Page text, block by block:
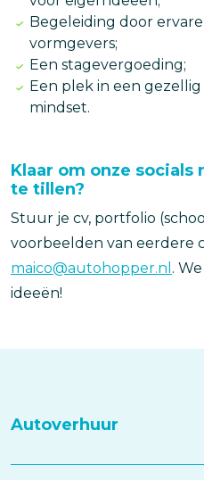
Begeleiding door
vormgevers;
Een stagevergoeding;
Een plek in een
mindset.
Klaar om onze socials
te tillen?
Stuur je cv, portfolio
voorbeelden van eerdere
maico@autohopper.nl .
ideeën!
Autoverhuur